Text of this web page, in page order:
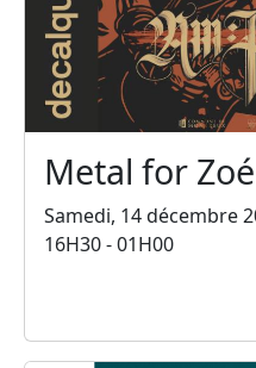
Metal for Zoé
Samedi, 14 décembre
16H30 - 01H00